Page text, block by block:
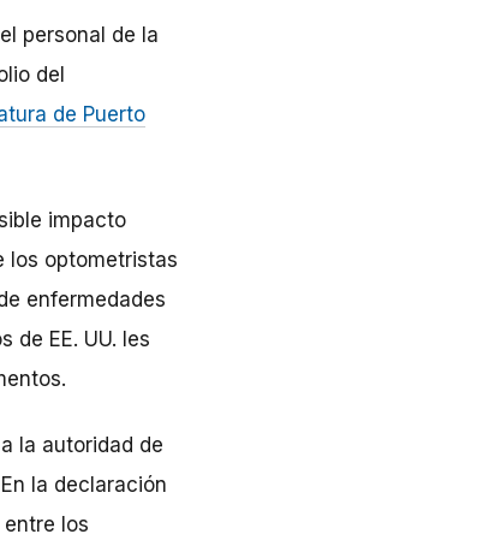
personal de la
del
de Puerto
impacto
los optometristas
enfermedades
de EE. UU. les
la autoridad de
la declaración
los